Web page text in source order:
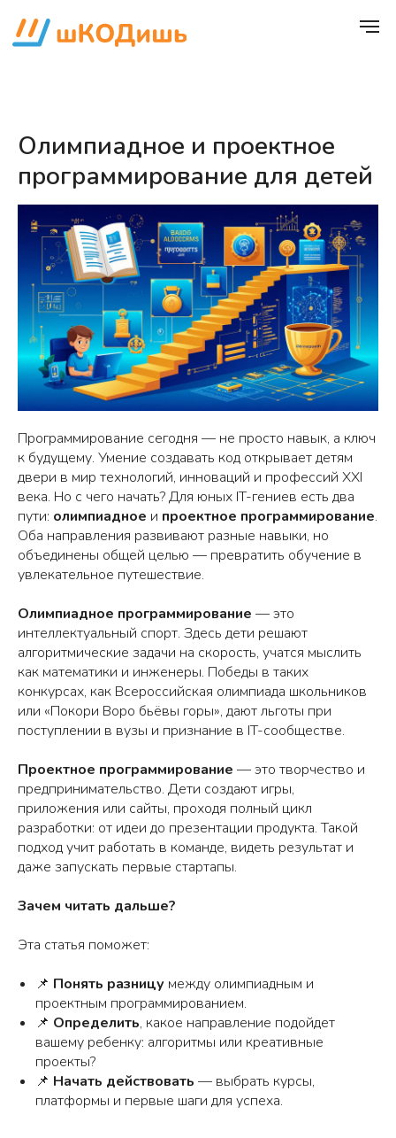
Олимпиадное и проектное
программирование для детей
Программирование сегодня — не просто навык, а ключ
к будущему. Умение создавать код открывает детям
двери в мир технологий, инноваций и профессий XXI
века. Но с чего начать? Для юных IT-гениев есть два
пути: олимпиадное и проектное программирование.
Оба направления развивают разные навыки, но
объединены общей целью — превратить обучение в
увлекательное путешествие.
Олимпиадное программирование — это
интеллектуальный спорт. Здесь дети решают
алгоритмические задачи на скорость, учатся мыслить
как математики и инженеры. Победы в таких
конкурсах, как Всероссийская олимпиада школьников
или «Покори Воро бьёвы горы», дают льготы при
поступлении в вузы и признание в IT-сообществе.
Проектное программирование — это творчество и
предпринимательство. Дети создают игры,
приложения или сайты, проходя полный цикл
разработки: от идеи до презентации продукта. Такой
подход учит работать в команде, видеть результат и
даже запускать первые стартапы.
Зачем читать дальше?
Эта статья поможет:
📌 Понять разницу между олимпиадным и
проектным программированием.
📌 Определить, какое направление подойдет
вашему ребенку: алгоритмы или креативные
проекты?
📌 Начать действовать — выбрать курсы,
платформы и первые шаги для успеха.